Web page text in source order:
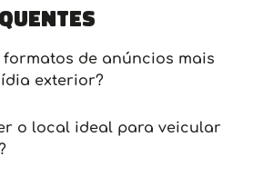
de anúncios mais
exterior?
o local ideal para veicular